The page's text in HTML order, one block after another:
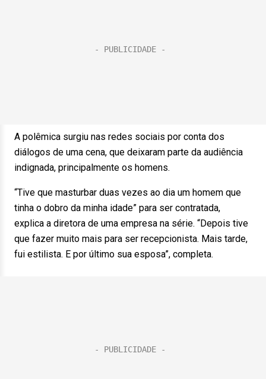
A polêmica surgiu nas redes sociais por conta dos
diálogos de uma cena, que deixaram parte da audiência
indignada, principalmente os homens.
“Tive que masturbar duas vezes ao dia um homem que
tinha o dobro da minha idade” para ser contratada,
explica a diretora de uma empresa na série. “Depois tive
que fazer muito mais para ser recepcionista. Mais tarde,
fui estilista. E por último sua esposa”, completa.